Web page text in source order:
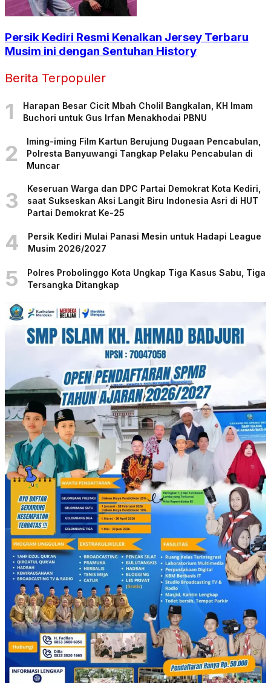
Persik Kediri Resmi Kenalkan Jersey Terbaru
Musim ini dengan Sentuhan History
Berita Terpopuler
1
Harapan Besar Cicit Mbah Cholil Bangkalan, KH Imam
Buchori untuk Gus Irfan Menakhodai PBNU
2
Iming-iming Film Kartun Berujung Dugaan Pencabulan,
Polresta Banyuwangi Tangkap Pelaku Pencabulan di
Muncar
3
Keseruan Warga dan DPC Partai Demokrat Kota Kediri,
saat Sukseskan Aksi Langit Biru Indonesia Asri di HUT
Partai Demokrat Ke-25
4
Persik Kediri Mulai Panasi Mesin untuk Hadapi League
Musim 2026/2027
5
Polres Probolinggo Kota Ungkap Tiga Kasus Sabu, Tiga
Tersangka Ditangkap